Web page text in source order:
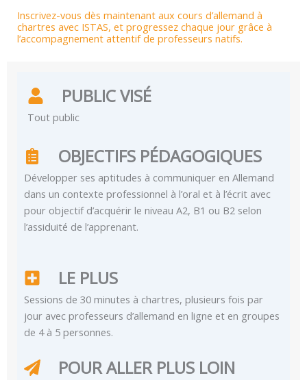
Inscrivez-vous dès maintenant aux cours d’allemand à
chartres avec ISTAS, et progressez chaque jour grâce à
l’accompagnement attentif de professeurs natifs.
PUBLIC VISÉ
Tout public
OBJECTIFS PÉDAGOGIQUES
Développer ses aptitudes à communiquer en Allemand
dans un contexte professionnel à l’oral et à l’écrit avec
pour objectif d’acquérir le niveau A2, B1 ou B2 selon
l’assiduité de l’apprenant.
LE PLUS
Sessions de 30 minutes à chartres, plusieurs fois par
jour avec professeurs d’allemand en ligne et en groupes
de 4 à 5 personnes.
POUR ALLER PLUS LOIN